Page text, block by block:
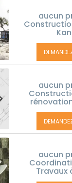
aucun
aucun
aucun
Travaux